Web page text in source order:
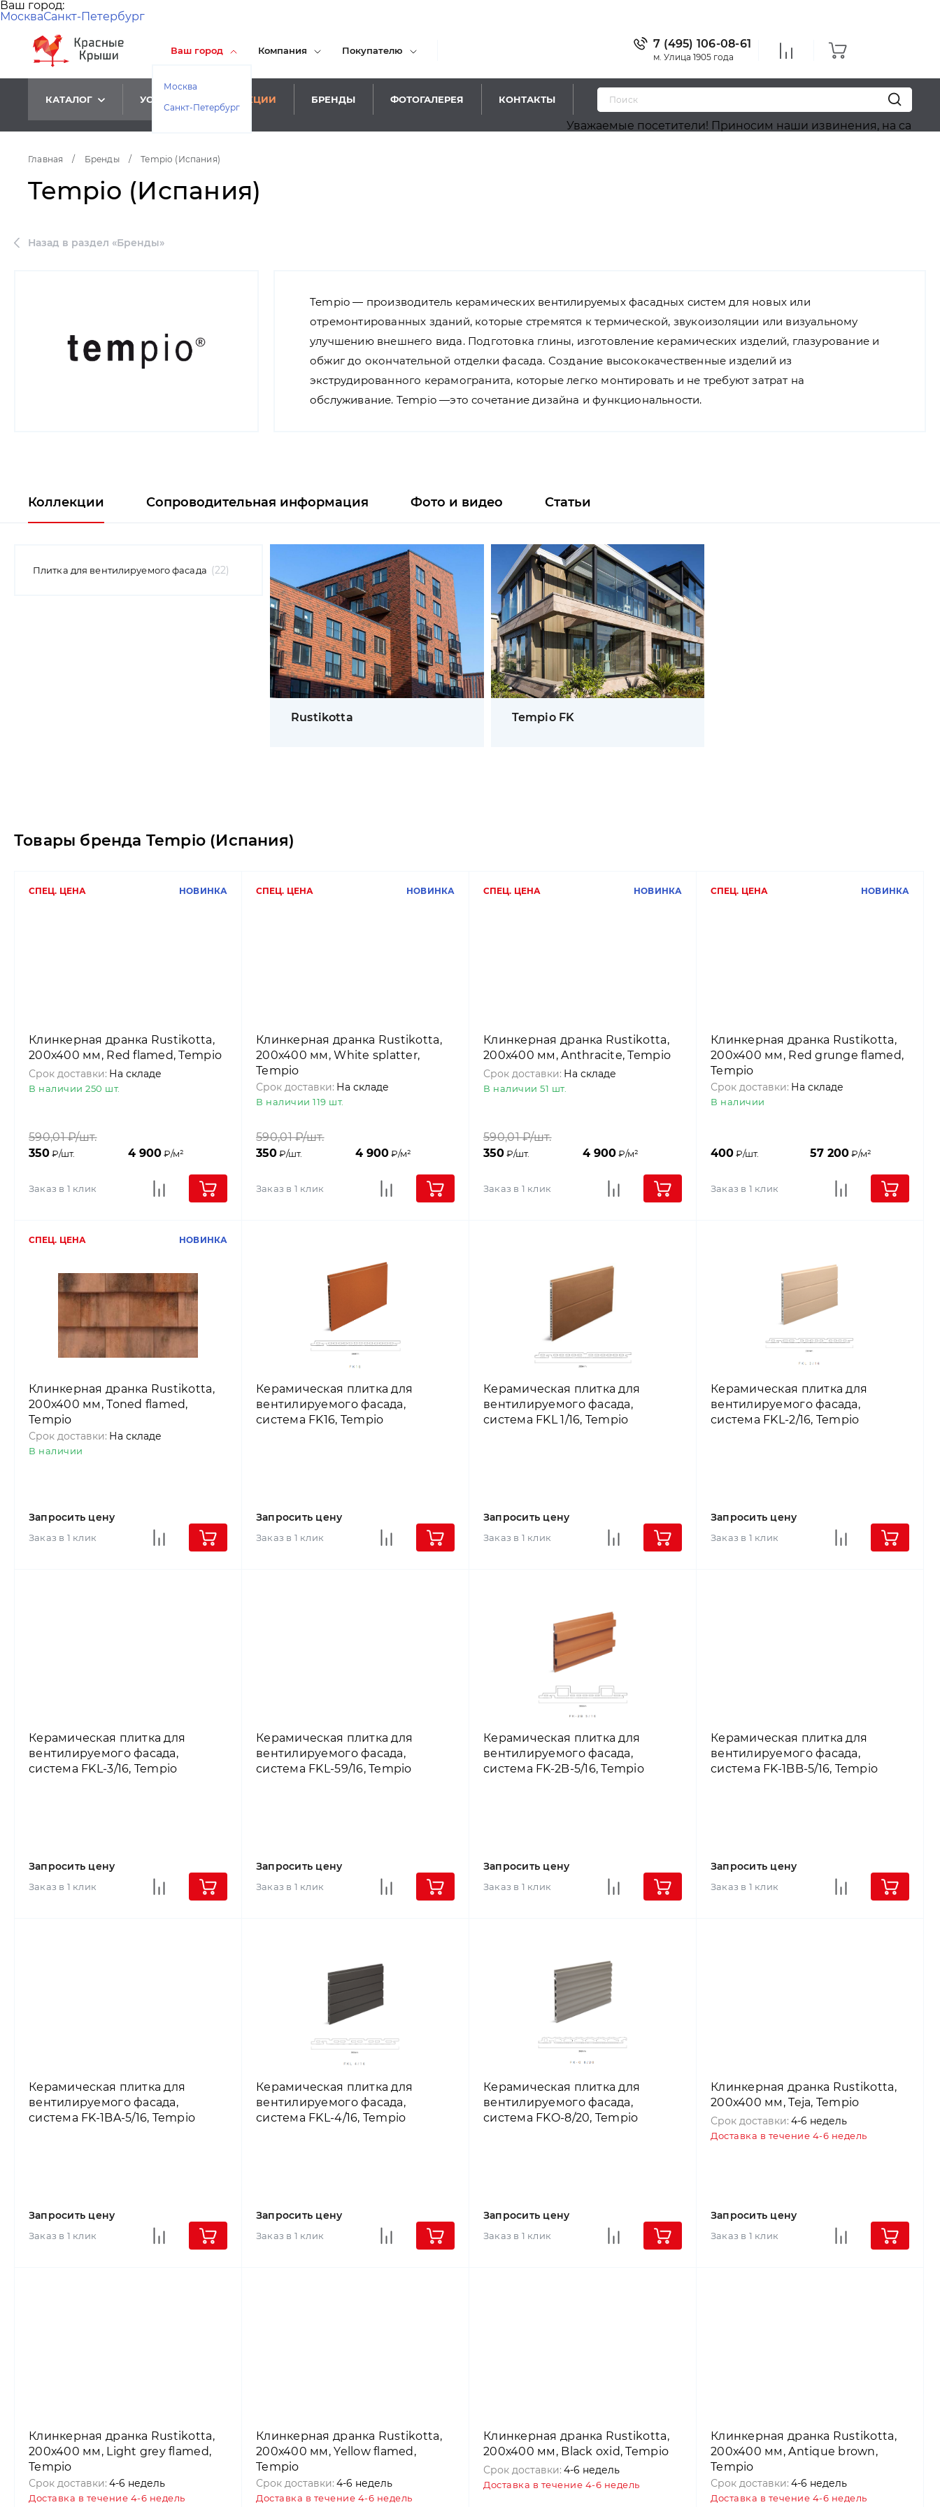
Ваш город:
МоскваСанкт-Петербург
Ваш город
Москва
Санкт-Петербург
Компания Покупателю
7 (495) 106-08-61
м. Улица 1905 года
КАТАЛОГ УСЛУГИ АКЦИИ БРЕНДЫ ФОТОГАЛЕРЕЯ КОНТАКТЫ
Уважаемые посетители! Приносим наши извинения, на сайте идёт
Главная / Бренды / Tempio (Испания)
Tempio (Испания)
Назад в раздел «Бренды»
Tempio — производитель керамических вентилируемых фасадных систем для новых или
отремонтированных зданий, которые стремятся к термической, звукоизоляции или визуальному
улучшению внешнего вида. Подготовка глины, изготовление керамических изделий, глазурование и
обжиг до окончательной отделки фасада. Создание высококачественные изделий из
экструдированного керамогранита, которые легко монтировать и не требуют затрат на
обслуживание. Tempio —это сочетание дизайна и функциональности.
Коллекции Сопроводительная информация Фото и видео Статьи
Плитка для вентилируемого фасада 22
Rustikotta Tempio FK
Товары бренда Tempio (Испания)
СПЕЦ. ЦЕНА НОВИНКА
Клинкерная дранка Rustikotta,
200х400 мм, Red flamed, Tempio
Срок доставки: На складе
В наличии 250 шт.
590,01₽/шт.
350₽/шт. 4 900₽/м²
Заказ в 1 клик
СПЕЦ. ЦЕНА НОВИНКА
Клинкерная дранка Rustikotta,
200х400 мм, White splatter,
Tempio
Срок доставки: На складе
В наличии 119 шт.
590,01₽/шт.
350₽/шт. 4 900₽/м²
Заказ в 1 клик
СПЕЦ. ЦЕНА НОВИНКА
Клинкерная дранка Rustikotta,
200х400 мм, Anthracite, Tempio
Срок доставки: На складе
В наличии 51 шт.
590,01₽/шт.
350₽/шт. 4 900₽/м²
Заказ в 1 клик
СПЕЦ. ЦЕНА НОВИНКА
Клинкерная дранка Rustikotta,
200х400 мм, Red grunge flamed,
Tempio
Срок доставки: На складе
В наличии
400₽/шт. 57 200₽/м²
Заказ в 1 клик
СПЕЦ. ЦЕНА НОВИНКА
Клинкерная дранка Rustikotta,
200х400 мм, Toned flamed,
Tempio
Срок доставки: На складе
В наличии
Запросить цену
Заказ в 1 клик
Керамическая плитка для
вентилируемого фасада,
система FK16, Tempio
Запросить цену
Заказ в 1 клик
Керамическая плитка для
вентилируемого фасада,
система FKL 1/16, Tempio
Запросить цену
Заказ в 1 клик
Керамическая плитка для
вентилируемого фасада,
система FKL-2/16, Tempio
Запросить цену
Заказ в 1 клик
Керамическая плитка для
вентилируемого фасада,
система FKL-3/16, Tempio
Запросить цену
Заказ в 1 клик
Керамическая плитка для
вентилируемого фасада,
система FKL-59/16, Tempio
Запросить цену
Заказ в 1 клик
Керамическая плитка для
вентилируемого фасада,
система FK-2B-5/16, Tempio
Запросить цену
Заказ в 1 клик
Керамическая плитка для
вентилируемого фасада,
система FK-1BB-5/16, Tempio
Запросить цену
Заказ в 1 клик
Керамическая плитка для
вентилируемого фасада,
система FK-1BA-5/16, Tempio
Запросить цену
Заказ в 1 клик
Керамическая плитка для
вентилируемого фасада,
система FKL-4/16, Tempio
Запросить цену
Заказ в 1 клик
Керамическая плитка для
вентилируемого фасада,
система FKO-8/20, Tempio
Запросить цену
Заказ в 1 клик
Клинкерная дранка Rustikotta,
200х400 мм, Teja, Tempio
Срок доставки: 4-6 недель
Доставка в течение 4-6 недель
Запросить цену
Заказ в 1 клик
Клинкерная дранка Rustikotta,
200х400 мм, Light grey flamed,
Tempio
Срок доставки: 4-6 недель
Доставка в течение 4-6 недель
Клинкерная дранка Rustikotta,
200х400 мм, Yellow flamed,
Tempio
Срок доставки: 4-6 недель
Доставка в течение 4-6 недель
Клинкерная дранка Rustikotta,
200х400 мм, Black oxid, Tempio
Срок доставки: 4-6 недель
Доставка в течение 4-6 недель
Клинкерная дранка Rustikotta,
200х400 мм, Antique brown,
Tempio
Срок доставки: 4-6 недель
Доставка в течение 4-6 недель